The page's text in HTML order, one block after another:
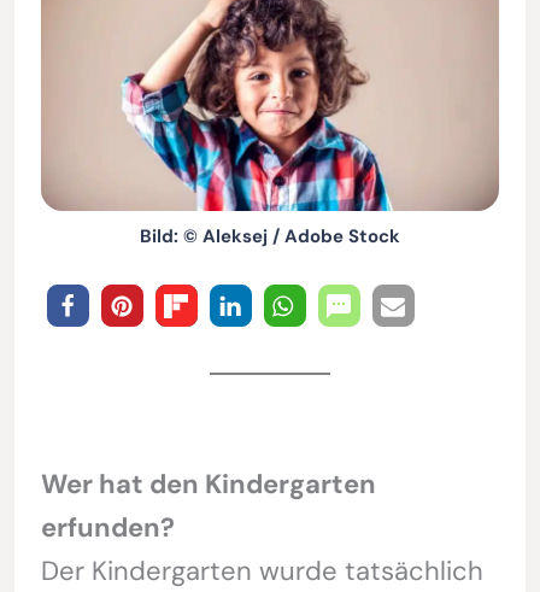
Bild: © Aleksej / Adobe Stock
Wer hat den Kindergarten
erfunden?
Der Kindergarten wurde tatsächlich